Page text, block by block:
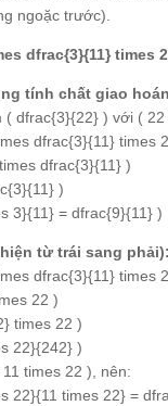
ngoặc trước).
dfrac{3}{11} times
tính chất giao
( dfrac{3}{22} ) với (
dfrac{3}{11} times
dfrac{3}{11} )
)
3}{11} = dfrac{9}{11} )
từ trái sang phải):
dfrac{3}{11} times
22 )
times 22 )
22}{242} )
times 22 ), nên:
22}{11 times 22} =